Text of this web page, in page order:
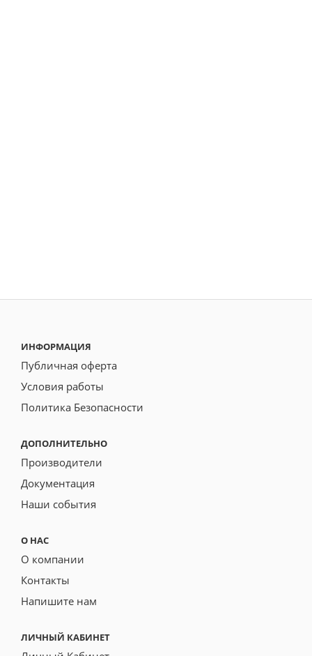
ИНФОРМАЦИЯ
Публичная оферта
Условия работы
Политика Безопасности
ДОПОЛНИТЕЛЬНО
Производители
Документация
Наши события
О НАС
О компании
Контакты
Напишите нам
ЛИЧНЫЙ КАБИНЕТ